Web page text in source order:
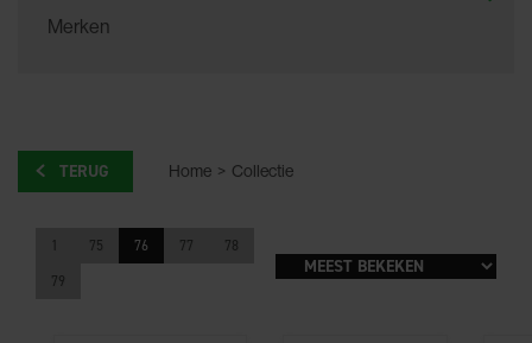
Merken
TERUG Home > Collectie
1 75 76 77
78
79